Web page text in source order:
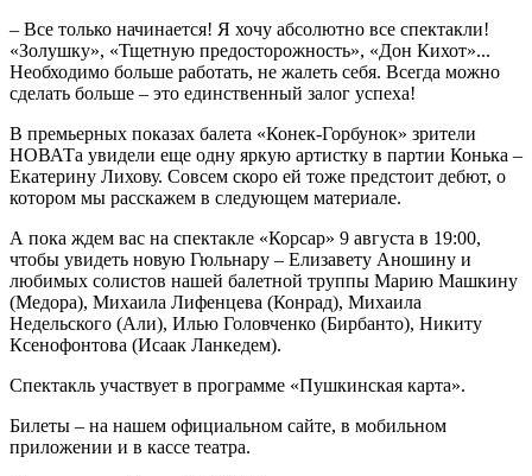
– Все только начинается! Я хочу абсолютно все спектакли!
«Золушку», «Тщетную предосторожность», «Дон Кихот»...
Необходимо больше работать, не жалеть себя. Всегда можно
сделать больше – это единственный залог успеха!
В премьерных показах балета «Конек-Горбунок» зрители
НОВАТа увидели еще одну яркую артистку в партии Конька –
Екатерину Лихову. Совсем скоро ей тоже предстоит дебют, о
котором мы расскажем в следующем материале.
А пока ждем вас на спектакле «Корсар» 9 августа в 19:00,
чтобы увидеть новую Гюльнару – Елизавету Аношину и
любимых солистов нашей балетной труппы Марию Машкину
(Медора), Михаила Лифенцева (Конрад), Михаила
Недельского (Али), Илью Головченко (Бирбанто), Никиту
Ксенофонтова (Исаак Ланкедем).
Спектакль участвует в программе «Пушкинская карта».
Билеты – на нашем официальном сайте, в мобильном
приложении и в кассе театра.